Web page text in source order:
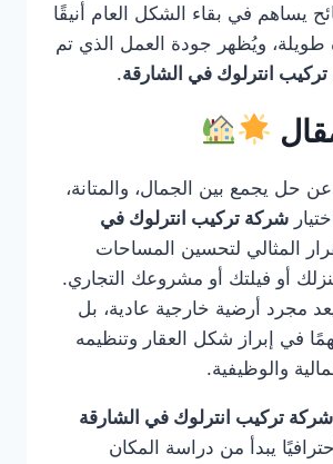
يساهم في بقاء الشكل العام أنيقًا
طويلة، ويُظهر جودة العمل الذي تم
انترلوك في الشارقة.
حل يجمع بين الجمال، والمتانة،
شركة تركيب انترلوك في
المثالي لتحسين المساحات
أو فيلتك أو مشروعك التجاري.
مجرد أرضية خارجية عادية، بل
في إبراز شكل العقار وتنظيمه
والوظيفية.
شركة تركيب انترلوك في الشارقة
يبدأ من دراسة المكان